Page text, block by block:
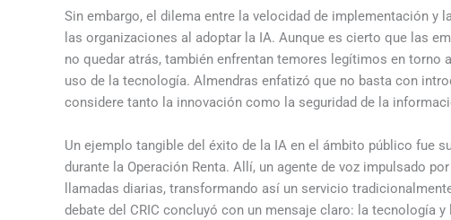
Sin embargo, el dilema entre la velocidad de implementación y
las organizaciones al adoptar la IA. Aunque es cierto que las
no quedar atrás, también enfrentan temores legítimos en torno
uso de la tecnología. Almendras enfatizó que no basta con
considere tanto la innovación como la seguridad de la
Un ejemplo tangible del éxito de la IA en el ámbito público fue
durante la Operación Renta. Allí, un agente de voz impulsado
llamadas diarias, transformando así un servicio
debate del CRIC concluyó con un mensaje claro: la tecnología